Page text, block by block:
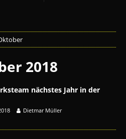
2018
nächstes Jahr in der
Dietmar Müller